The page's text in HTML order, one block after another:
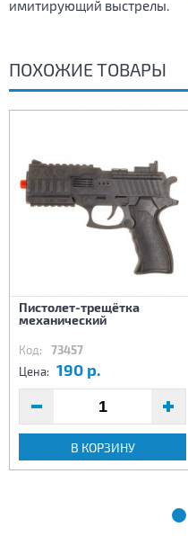
имитирующий выстрелы.
ПОХОЖИЕ ТОВАРЫ
Пистолет-трещётка
механический
Код: 73457
Цена: 190 р.
В КОРЗИНУ